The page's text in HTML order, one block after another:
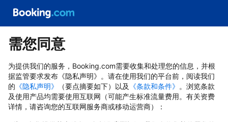
需您同意
为提供我们的服务，Booking.com需要收集和处理您的信息，并根
据监管要求发布《隐私声明》。请在使用我们的平台前，阅读我们
的 《隐私声明》 （要点摘要如下）以及 《条款和条件》 。浏览条款
及使用产品均需要使用互联网（可能产生标准流量费用。有关资费
详情，请咨询您的互联网服务商或移动运营商）：